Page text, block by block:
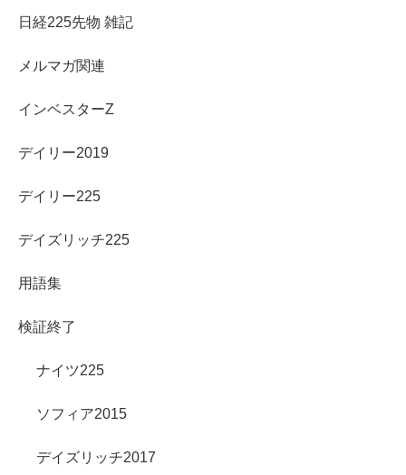
日経225先物 雑記
メルマガ関連
インベスターZ
デイリー2019
デイリー225
デイズリッチ225
用語集
検証終了
ナイツ225
ソフィア2015
デイズリッチ2017